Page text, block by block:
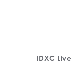
IDXC Live